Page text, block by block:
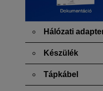
Hálózati
Készülék
Tápkábel